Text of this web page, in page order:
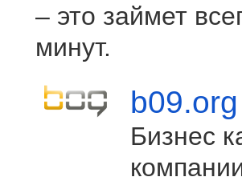
– это займет
минут.
b09.org
Бизнес